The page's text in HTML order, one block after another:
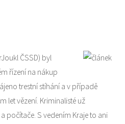
ČSSD) byl
řízení na nákup
trestní stíhání a v případě
let vězení. Kriminalisté už
počítače. S vedením Kraje to ani